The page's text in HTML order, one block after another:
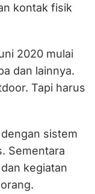
kontak fisik
2020 mulai
dan lainnya.
Tapi harus
sistem
Sementara
kegiatan